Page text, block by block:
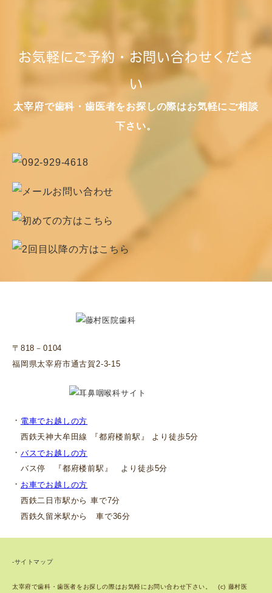
お気軽にご予約・お問い合わせくださ
い
太宰府で歯科・歯医者をお探しの際はお気軽にご相談
下さい。
〒818－0104
福岡県太宰府市通古賀2-3-15
・ 電車でお越しの方
西鉄天神大牟田線 『都府楼前駅』 より徒歩5分
・ バスでお越しの方
バス停 『都府楼前駅』 より徒歩5分
・ お車でお越しの方
西鉄二日市駅から 車で7分
西鉄久留米駅から 車で36分
-サイトマップ
太宰府で歯科・歯医者をお探しの際はお気軽にお問い合わせ下さい。 (c) 藤村医